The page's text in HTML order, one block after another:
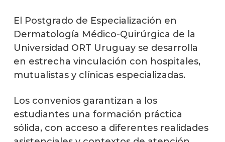
El Postgrado de Especialización en
Dermatología Médico-Quirúrgica de la
Universidad ORT Uruguay se desarrolla
en estrecha vinculación con hospitales,
mutualistas y clínicas especializadas.
Los convenios garantizan a los
estudiantes una formación práctica
sólida, con acceso a diferentes realidades